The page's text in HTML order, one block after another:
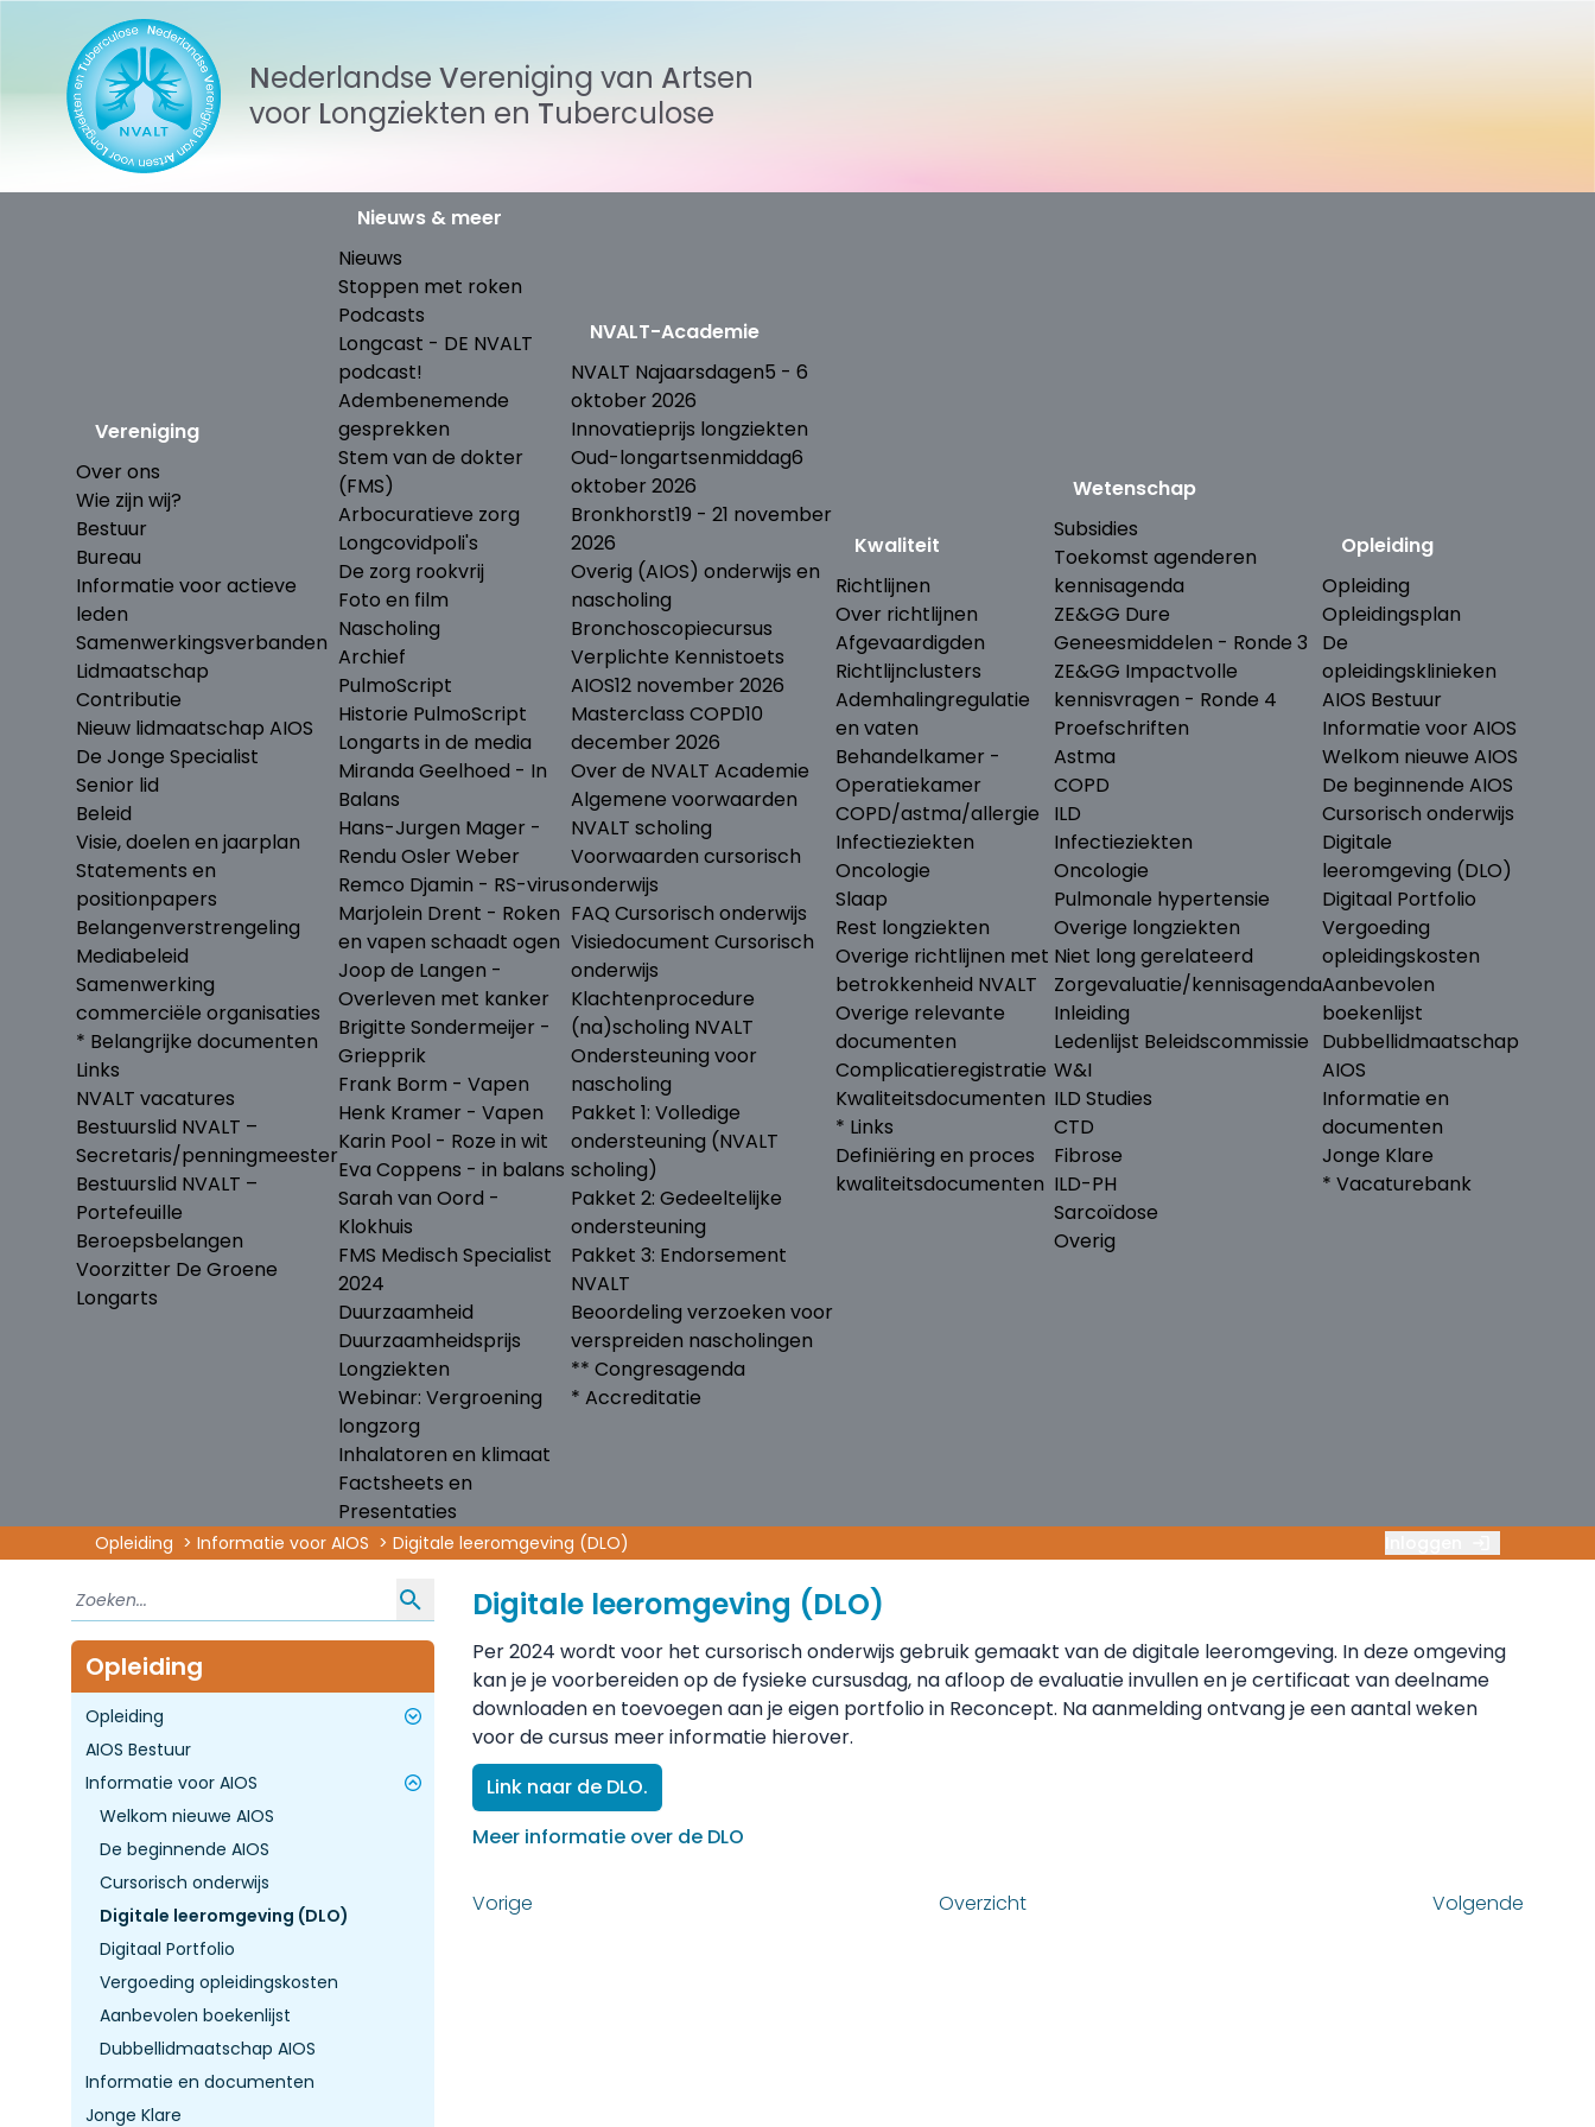
Nederlandse Vereniging van
Artsen
voor Longziekten en Tuberculose
Vereniging
Over ons
Wie zijn wij?
Bestuur
Bureau
Informatie voor actieve
leden
Samenwerkingsverbanden
Lidmaatschap
Contributie
Nieuw lidmaatschap AIOS
De Jonge Specialist
Senior lid
Beleid
Visie, doelen en jaarplan
Statements en
positionpapers
Belangenverstrengeling
Mediabeleid
Samenwerking
commerciële organisaties
* Belangrijke documenten
Links
NVALT vacatures
Bestuurslid NVALT –
Secretaris/penningmeester
Bestuurslid NVALT –
Portefeuille
Beroepsbelangen
Voorzitter De Groene
Longarts
Nieuws & meer
Nieuws
Stoppen met roken
Podcasts
Longcast - DE NVALT
podcast!
Adembenemende
gesprekken
Stem van de dokter
(FMS)
Arbocuratieve zorg
Longcovidpoli's
De zorg rookvrij
Foto en film
Nascholing
Archief
PulmoScript
Historie PulmoScript
Longarts in de media
Miranda Geelhoed - In
Balans
Hans-Jurgen Mager -
Rendu Osler Weber
Remco Djamin - RS-virus
Marjolein Drent - Roken
en vapen schaadt ogen
Joop de Langen -
Overleven met kanker
Brigitte Sondermeijer -
Griepprik
Frank Borm - Vapen
Henk Kramer - Vapen
Karin Pool - Roze in wit
Eva Coppens - in balans
Sarah van Oord -
Klokhuis
FMS Medisch Specialist
2024
Duurzaamheid
Duurzaamheidsprijs
Longziekten
Webinar: Vergroening
longzorg
Inhalatoren en klimaat
Factsheets en
Presentaties
NVALT-Academie
NVALT Najaarsdagen5 - 6
oktober 2026
Innovatieprijs longziekten
Oud-longartsenmiddag6
oktober 2026
Bronkhorst19 - 21 november
2026
Overig (AIOS) onderwijs en
nascholing
Bronchoscopiecursus
Verplichte Kennistoets
AIOS12 november 2026
Masterclass COPD10
december 2026
Over de NVALT Academie
Algemene voorwaarden
NVALT scholing
Voorwaarden cursorisch
onderwijs
FAQ Cursorisch onderwijs
Visiedocument Cursorisch
onderwijs
Klachtenprocedure
(na)scholing NVALT
Ondersteuning voor
nascholing
Pakket 1: Volledige
ondersteuning (NVALT
scholing)
Pakket 2: Gedeeltelijke
ondersteuning
Pakket 3: Endorsement
NVALT
Beoordeling verzoeken voor
verspreiden nascholingen
** Congresagenda
* Accreditatie
Kwaliteit
Richtlijnen
Over richtlijnen
Afgevaardigden
Richtlijnclusters
Ademhalingregulatie
en vaten
Behandelkamer -
Operatiekamer
COPD/astma/allergie
Infectieziekten
Oncologie
Slaap
Rest longziekten
Overige richtlijnen met
betrokkenheid NVALT
Overige relevante
documenten
Complicatieregistratie
Kwaliteitsdocumenten
* Links
Definiëring en proces
kwaliteitsdocumenten
Wetenschap
Subsidies
Toekomst agenderen
kennisagenda
ZE&GG Dure
Geneesmiddelen - Ronde 3
ZE&GG Impactvolle
kennisvragen - Ronde 4
Proefschriften
Astma
COPD
ILD
Infectieziekten
Oncologie
Pulmonale hypertensie
Overige longziekten
Niet long gerelateerd
Zorgevaluatie/kennisagenda
Inleiding
Ledenlijst Beleidscommissie
W&I
ILD Studies
CTD
Fibrose
ILD-PH
Sarcoïdose
Overig
Opleiding
Opleiding
Opleidingsplan
De
opleidingsklinieken
AIOS Bestuur
Informatie voor AIOS
Welkom nieuwe AIOS
De beginnende AIOS
Cursorisch onderwijs
Digitale
leeromgeving (DLO)
Digitaal Portfolio
Vergoeding
opleidingskosten
Aanbevolen
boekenlijst
Dubbellidmaatschap
AIOS
Informatie en
documenten
Jonge Klare
* Vacaturebank
Opleiding Informatie voor AIOS Digitale leeromgeving (DLO)
Opleiding
Opleiding
Opleidingsplan
De opleidingsklinieken
AIOS Bestuur
Informatie voor AIOS
Welkom nieuwe AIOS
De beginnende AIOS
Cursorisch onderwijs
Digitale leeromgeving (DLO)
Digitaal Portfolio
Vergoeding opleidingskosten
Aanbevolen boekenlijst
Dubbellidmaatschap AIOS
Informatie en documenten
Jonge Klare
Digitale leeromgeving (DLO)
Per 2024 wordt voor het cursorisch onderwijs gebruik gemaakt van de digitale leeromgeving. In deze omgeving
kan je je voorbereiden op de fysieke cursusdag, na afloop de evaluatie invullen en je certificaat van deelname
downloaden en toevoegen aan je eigen portfolio in Reconcept. Na aanmelding ontvang je een aantal weken
voor de cursus meer informatie hierover.
Link naar de DLO.
Meer informatie over de DLO
Vorige Overzicht Volgende